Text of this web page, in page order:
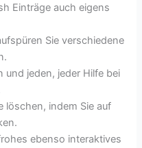
Einträge auch eigens
Sie verschiedene
und jeden, jeder Hilfe bei
löschen, indem Sie auf
ebenso interaktives